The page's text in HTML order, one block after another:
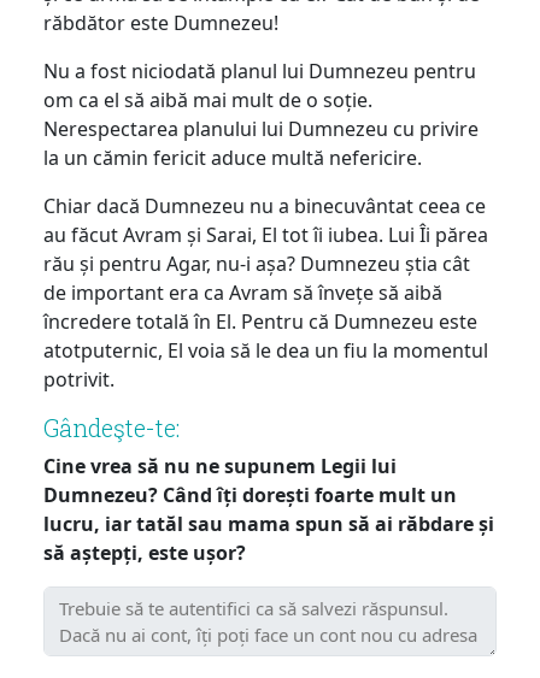
răbdător este Dumnezeu!
Nu a fost niciodată planul lui Dumnezeu pentru
om ca el să aibă mai mult de o soție.
Nerespectarea planului lui Dumnezeu cu privire
la un cămin fericit aduce multă nefericire.
Chiar dacă Dumnezeu nu a binecuvântat ceea ce
au făcut Avram și Sarai, El tot îi iubea. Lui Îi părea
rău și pentru Agar, nu-i așa? Dumnezeu știa cât
de important era ca Avram să învețe să aibă
încredere totală în El. Pentru că Dumnezeu este
atotputernic, El voia să le dea un fiu la momentul
potrivit.
Gândeşte-te:
Cine vrea să nu ne supunem Legii lui
Dumnezeu? Când îți dorești foarte mult un
lucru, iar tatăl sau mama spun să ai răbdare și
să aștepți, este ușor?